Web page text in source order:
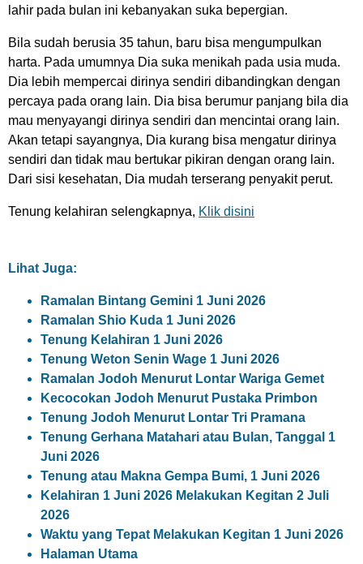
lahir pada bulan ini kebanyakan suka bepergian.
Bila sudah berusia 35 tahun, baru bisa mengumpulkan
harta. Pada umumnya Dia suka menikah pada usia muda.
Dia lebih mempercai dirinya sendiri dibandingkan dengan
percaya pada orang lain. Dia bisa berumur panjang bila dia
mau menyayangi dirinya sendiri dan mencintai orang lain.
Akan tetapi sayangnya, Dia kurang bisa mengatur dirinya
sendiri dan tidak mau bertukar pikiran dengan orang lain.
Dari sisi kesehatan, Dia mudah terserang penyakit perut.
Tenung kelahiran selengkapnya, Klik disini
Lihat Juga:
Ramalan Bintang Gemini 1 Juni 2026
Ramalan Shio Kuda 1 Juni 2026
Tenung Kelahiran 1 Juni 2026
Tenung Weton Senin Wage 1 Juni 2026
Ramalan Jodoh Menurut Lontar Wariga Gemet
Kecocokan Jodoh Menurut Pustaka Primbon
Tenung Jodoh Menurut Lontar Tri Pramana
Tenung Gerhana Matahari atau Bulan, Tanggal 1
Juni 2026
Tenung atau Makna Gempa Bumi, 1 Juni 2026
Kelahiran 1 Juni 2026 Melakukan Kegitan 2 Juli
2026
Waktu yang Tepat Melakukan Kegitan 1 Juni 2026
Halaman Utama